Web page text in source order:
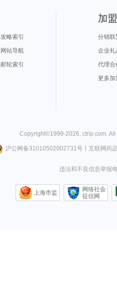
攻略索引
网站导航
邮轮索引
加
分销联
企业礼
代理合
更多加
Copyright©1999-2026, ctrip.com.
沪公网备31010502002731号丨 互联网药
违法和不良信息举报
上海市监
网络社会
征信网